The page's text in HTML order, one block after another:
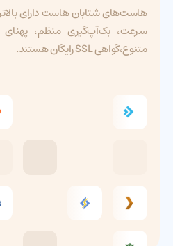
هاست‌های شتابان هاست دارای
سرعت، بک‌آپ‌گیری منظم، پهنای
متنوع،گواهی SSL رایگان هستند.